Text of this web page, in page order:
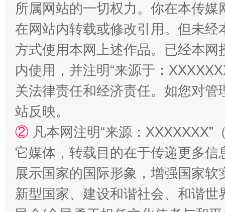
解纷+调解+退费，一次搞定
站台名比不上好声名
所属网站的一切权力。你在本传
在网站内转载或修改引用。但未
方式使用本网上述作品。已经本
内使用，并注明“来源于：
关法律责任和经济责任。如您对
站反映。
② 凡本网注明“来源：
它媒体，转载目的在于传递更多
展示国家的国际形象，增强国家
新型国家、建设和谐社会、和谐